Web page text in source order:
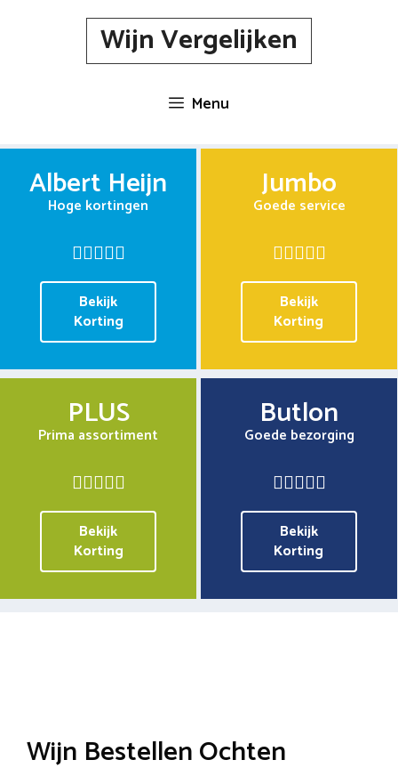
Wijn Vergelijken
Menu
Albert Heijn
Hoge kortingen
Bekijk
Korting
Jumbo
Goede service
Bekijk
Korting
PLUS
Prima assortiment
Bekijk
Korting
Butlon
Goede bezorging
Bekijk
Korting
Wijn Bestellen Ochten